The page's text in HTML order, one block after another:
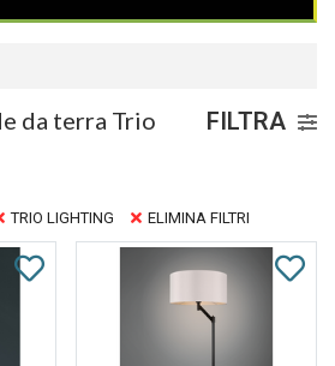
da terra Trio
FILTRA
TRIO LIGHTING ELIMINA FILTRI